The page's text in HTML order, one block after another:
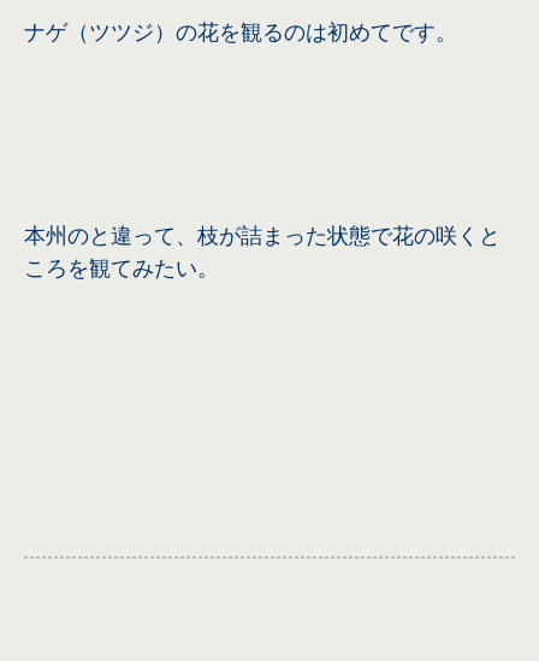
ナゲ（ツツジ）の花を観るのは初めてです。
本州のと違って、枝が詰まった状態で花の咲くと
ころを観てみたい。